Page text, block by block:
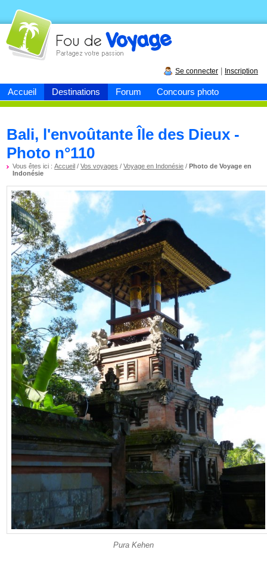
Accueil Destinations Forum Concours photo
Fou devoyage
Se connecter Inscription
Bali, l'envoûtante Île des Dieux -
Photo n°110
Vous êtes ici :Accueil /Vos voyages /Voyage en Indonésie /Photo de Voyage en
Indonésie
Pura Kehen